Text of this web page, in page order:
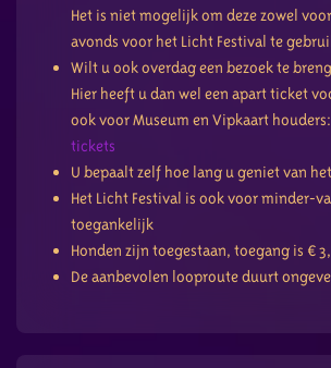
Het is niet mogelijk om deze zowel voor
avonds voor het Licht Festival te
Wilt u ook overdag een bezoek te
Hier heeft u dan wel een apart ticket
ook voor Museum en Vipkaart houders:
tickets
U bepaalt zelf hoe lang u geniet van
Het Licht Festival is ook voor minder-
toegankelijk
Honden zijn toegestaan, toegang is €
De aanbevolen looproute duurt